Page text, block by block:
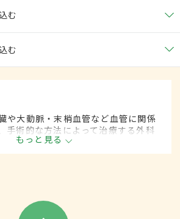
む
む
や大動脈・末梢血管など血管に関係
手術的な方法によって治療する外科
もっと見る